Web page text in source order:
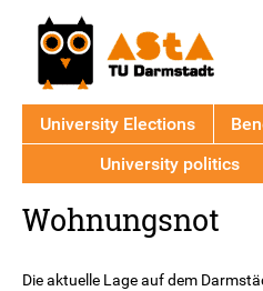
to
top
Wohnungsnot
Die aktuelle Lage auf dem
University Elections
University politics